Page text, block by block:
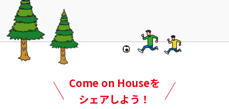
Come on Houseを
シェアしよう！